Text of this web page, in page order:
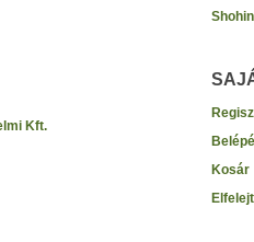
Kft.
Kosár